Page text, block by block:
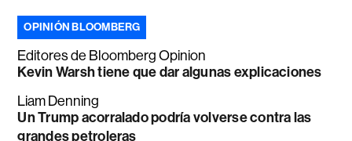
OPINIÓN BLOOMBERG
Editores de Bloomberg Opinion
Kevin Warsh tiene que dar algunas explicaciones
Liam Denning
Un Trump acorralado podría volverse contra las
grandes petroleras